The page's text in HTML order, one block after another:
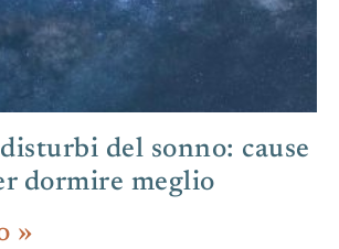
del sonno: cause
dormire meglio
»